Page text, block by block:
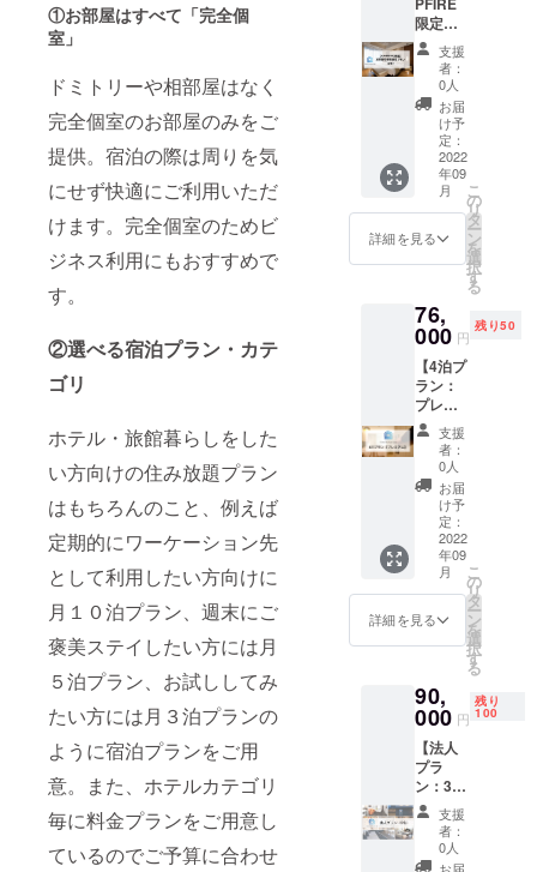
①お部屋はすべて「完全個
室」
ドミトリーや相部屋はなく
完全個室のお部屋のみをご
提供。宿泊の際は周りを気
にせず快適にご利用いただ
けます。完全個室のためビ
ジネス利用にもおすすめで
す。
②選べる宿泊プラン・カテ
ゴリ
ホテル・旅館暮らしをした
い方向けの住み放題プラン
はもちろんのこと、例えば
定期的にワーケーション先
として利用したい方向けに
月１０泊プラン、週末にご
褒美ステイしたい方には月
５泊プラン、お試ししてみ
たい方には月３泊プランの
ように宿泊プランをご用
意。また、ホテルカテゴリ
毎に料金プランをご用意し
ているのでご予算に合わせ
※客室の
空き状
況によ
りご希
望日に
ご予約
いただ
けない
場合が
ござい
ます。
望日が
お決ま
りまし
たらお
早めに
ご連絡
くださ
い。
ては2名
宿泊で
きる場
合もあ
るの
で、必
要な場
合はお
問い合
わせく
ださ
客室タ
イプに
テルカ
テゴリ
が変わ
るた
め、宿
泊申し
込み時
にお問
い合わ
せくだ
さい。
※客室の
空き状
況によ
りご希
ご予約
いただ
場合が
ござい
ます。
宿泊希
望日が
お決ま
りにな
りまし
たらお
早めに
ル ●イ
ビス大
阪梅田
●イビス
スタイ
ルズ大
阪難波
●那覇
ビーチ
サイド
ホテル
につ
き、原
則1名様
となり
ます。
ホテル
によっ
ては2名
宿泊で
きる場
合もあ
るの
で、必
要な場
合はお
問い合
わせく
ださ
客室タ
イプに
テルカ
テゴリ
が変わ
るた
め、宿
泊申し
込み時
にお問
い合わ
分けて
のご利
用いず
れも可
能で
す。 利
用可能
ホテル
数：7
利用可
能なお
部屋の
種類
リア：
北海
道・東
京・大
阪・沖
縄 ご利
用可能
期間：
2023年
7月31日
まで
【宿泊
可能な
施設】
●フレイ
ザース
イート
DO
KOTONI
●HOTE
L
LITTLE
BIRD
OKU-
ASAKU
SA ●浅
限定】
初月割
引特別
延長プ
ラン（2
年） 通
常初月
のみ適
用の約
20％割
引（月3
泊・5
泊・10
泊プラ
年間利
用可能
なプラ
ンとな
りま
す。
支援
者：
0人
お届
け予
定：
2022
年09
月
詳細を見る
こ
の
リ
タ
ー
ン
を
選
択
す
る
76,
000 円
残り50
【4泊プ
ラン：
プレミ
アム】
CAMPF
IRE限定
プレミ
アムプ
ラン該
当のお
部屋の
中から
お好き
なお部
屋に4泊
宿泊し
だけま
す。 ※
連泊・1
泊ずつ
分けて
のご利
用いず
れも可
能で
す。 利
支援
者：
0人
お届
け予
定：
2022
年09
月
詳細を見る
こ
の
リ
タ
ー
ン
を
選
択
す
る
90,
000 円
残り
100
【法人
プラ
ン：3
名】
CAMPF
IREにて
法人プ
支援
者：
0人